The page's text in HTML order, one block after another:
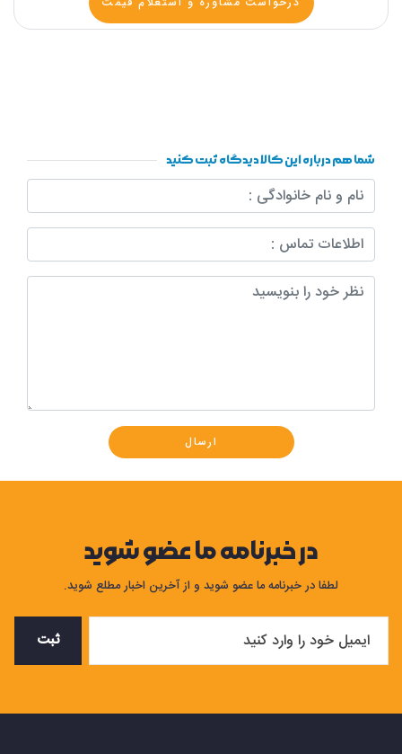
شما هم درباره این کالا دیدگاه ثبت کنید
ارسال
در خبرنامه ما عضو شوید
لطفا در خبرنامه ما عضو شوید و از آخرین اخبار مطلع شوید.
ثبت